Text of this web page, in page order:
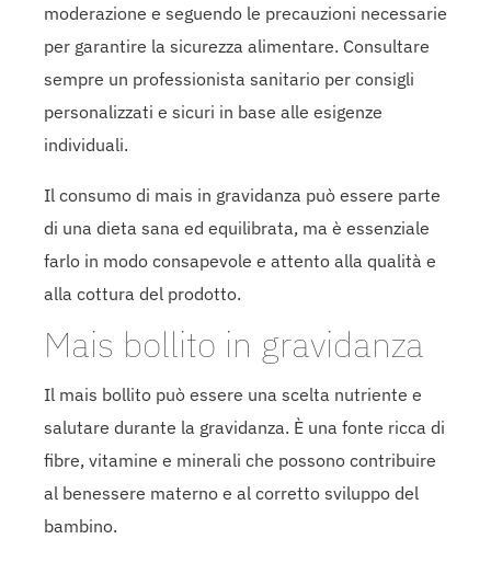
moderazione e seguendo le precauzioni necessarie
per garantire la sicurezza alimentare. Consultare
sempre un professionista sanitario per consigli
personalizzati e sicuri in base alle esigenze
individuali.
Il consumo di mais in gravidanza può essere parte
di una dieta sana ed equilibrata, ma è essenziale
farlo in modo consapevole e attento alla qualità e
alla cottura del prodotto.
Mais bollito in gravidanza
Il mais bollito può essere una scelta nutriente e
salutare durante la gravidanza. È una fonte ricca di
fibre, vitamine e minerali che possono contribuire
al benessere materno e al corretto sviluppo del
bambino.